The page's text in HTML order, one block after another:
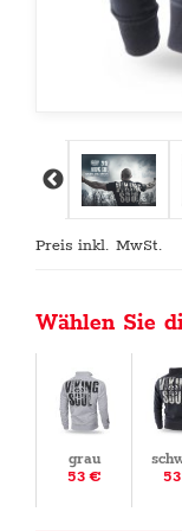
Preis inkl. MwSt.
Wählen Sie
grau
53 €